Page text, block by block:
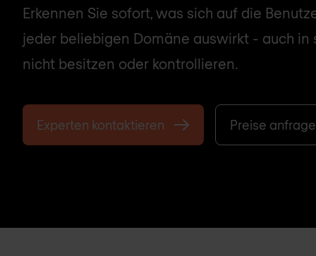
Erkennen Sie sofort, was sich auf die
jeder beliebigen Domäne auswirkt - auch in
nicht besitzen oder kontrollieren.
Experten kontaktieren Preise